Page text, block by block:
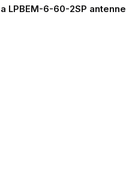
LPBEM-6-60-2SP antenne